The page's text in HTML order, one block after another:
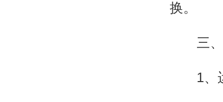
换。
三、
1、